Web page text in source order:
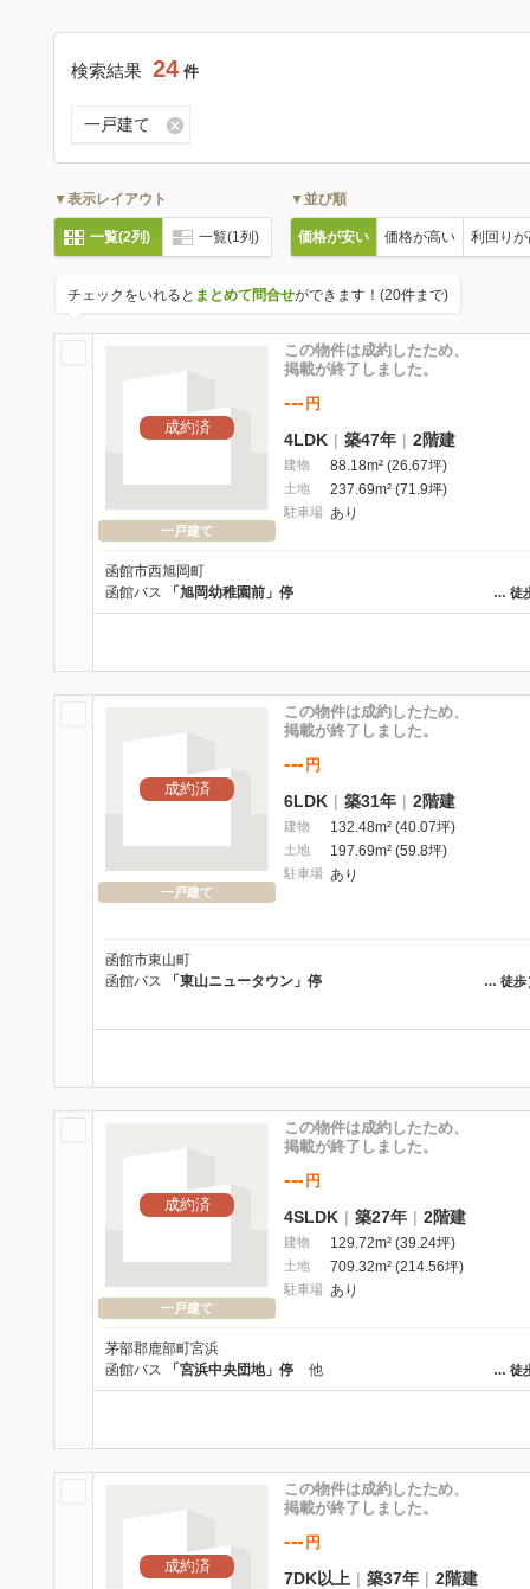
検索結果 24 件
一戸建て
▼表示レイアウト
一覧(2列) 一覧(1列)
▼並び順
価格が安い 価格が高い 利回り
チェックをいれると まとめて問合せができます！(20件まで)
成約済
一戸建て
この物件は成約したため、
掲載が終了しました。
--- 円
4LDK | 築47年 | 2階建
建物 88.18m² (26.67坪)
土地 237.69m² (71.9坪)
駐車場 あり
函館市西旭岡町
… 徒
函館バス 「旭岡幼稚園前」停
成約済
一戸建て
この物件は成約したため、
掲載が終了しました。
--- 円
6LDK | 築31年 | 2階建
建物 132.48m² (40.07坪)
土地 197.69m² (59.8坪)
駐車場 あり
函館市東山町
… 徒歩
函館バス 「東山ニュータウン」停
成約済
一戸建て
この物件は成約したため、
掲載が終了しました。
--- 円
4SLDK | 築27年 | 2階建
建物 129.72m² (39.24坪)
土地 709.32m² (214.56坪)
駐車場 あり
茅部郡鹿部町宮浜
… 徒
函館バス 「宮浜中央団地」停 他
成約済
この物件は成約したため、
掲載が終了しました。
--- 円
7DK以上 | 築37年 | 2階建